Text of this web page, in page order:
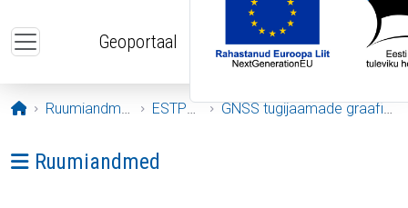
Geoportaal
Avaleht
Ruumiandmed ESTPOS GNSS tugijaamade graafikud
Ava menüü: Ruumiandmed
Ruumiandmed